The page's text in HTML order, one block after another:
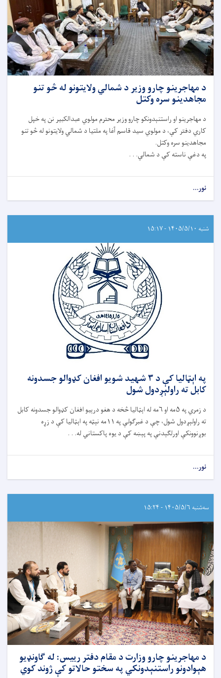
د مهاجرینو چارو وزیر د شمالي ولایتونو له څو تنو
مجاهدینو سره وکتل
د مهاجرینو او راستنېدونکو چارو وزیر محترم مولوي عبدالکبیر نن په خپل
کاري دفتر کې، د مولوي سید قاسم آغا په ملتیا د شمالي ولایتونو له څو تنو
مجاهدینو سره وکتل.
په دغې ناسته کې د شمالي. . .
نور...
شنبه ۱۴۰۵/۵/۱۰ - ۱۵:۱۷
په اېټالیا کې د ۳ شهید شویو افغان کډوالو جسدونه
کابل ته راولېږدول شول
د زمري په ۵مه او ۶مه له اېټالیا څخه د هغو درېیو افغان کډوالو جسدونه کابل
ته راولېږدول شول، چې د غبرګولې په ۱۱مه نېټه په اېټالیا کې د زړه
بوږنوونکې اورلګېدنې په پېښه کې د یوه پاکستاني له. . .
نور...
سه‌شنبه ۱۴۰۵/۵/۶ - ۱۵:۲۴
د مهاجرینو چارو وزارت د مقام دفتر رییس: له ګاونډیو
هېوادونو راستنېدونکي په سختو حالاتو کې ژوند کوي